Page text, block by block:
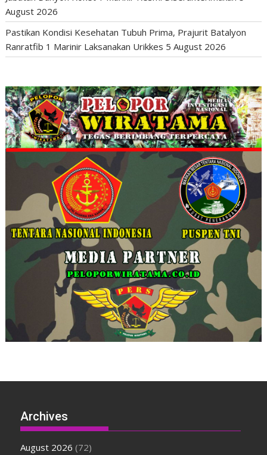
August 2026
Pastikan Kondisi Kesehatan Tubuh Prima, Prajurit Batalyon
Ranratfib 1 Marinir Laksanakan Urikkes 5 August 2026
Archives
August 2026 (72)